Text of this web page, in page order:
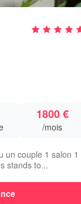
1800 €
/mois
un couple 1 salon 1
stands to...